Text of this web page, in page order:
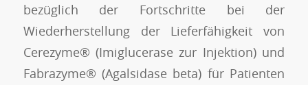
bezüglich der Fortschritte bei der
Wiederherstellung der Lieferfähigkeit von
Cerezyme®(Imiglucerase zur Injektion) und
Fabrazyme®(Agalsidase beta) für Patienten